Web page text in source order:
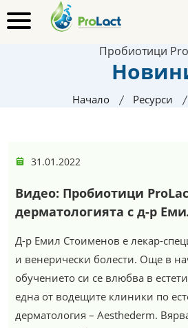
Пробиотици
Начало Ресурси
31.01.2022
Видео: Пробиотици
дерматологията с д-р
Д-р Емил Стоименов е лекар-
и венерически болести. Още в
обучението си се влюбва в
една от водещите клиники по
дерматология – Aesthederm.